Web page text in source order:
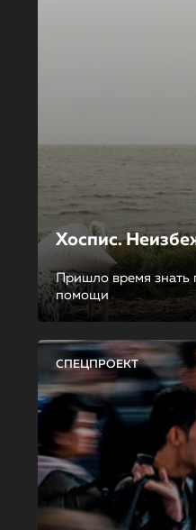
Хоспис.
Пришло время знать
помощи
СПЕЦПРОЕКТ